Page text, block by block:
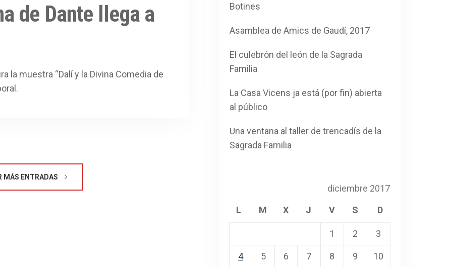
de Dante llega a
la muestra “Dalí y la Divina Comedia de
MÁS ENTRADAS
Botines
Asamblea de Amics de Gaudí, 2017
El culebrón del león de la Sagrada
Familia
La Casa Vicens ja está (por fin) abierta
al público
Una ventana al taller de trencadís de la
Sagrada Familia
diciembre 2017
L M X J V S D
1 2 3
4 5 6 7 8 9 10